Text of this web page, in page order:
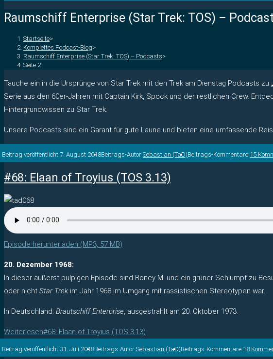
Raumschiff Enterprise (Star Trek: TOS) –
Startseite>
Komplettes Podcast-Blog>
Raumschiff Enterprise (Star Trek: TOS) – Podcasts>
Seite 2
Tauche ein in die Ursprünge von Star Trek mit den Trek am Dienstag Podcasts zu
Serie aus den 60er-Jahren mit Captain Kirk, Spock und der restlichen Crew.
Hintergrundwissen zu Star Trek.
Unsere Podcasts sind ein Garant für gute Laune und bieten eine umfassende
Beitrag veröffentlicht:7. August 2018Beitrags-Autor:Sebastian (TaD)Beitrags-Kommentare:15
#68: Elaan of Troyius (TOS 3.13)
Episode herunterladen (MP3, 57 MB)
20. Dezember 1968:
In dieser äußerst pulpigen Episode sind Boney M. und ein grüner Schlumpf zu
oder nicht Star Trek im Jahr 1968 im Umgang mit rassistischen Stereotypen war.
In Deutschland: Brautschiff Enterprise, ausgestrahlt am 20. Oktober 1973.
Weiterlesen#68: Elaan of Troyius (TOS 3.13)
Beitrag veröffentlicht:31. Juli 2018Beitrags-Autor:Sebastian (TaD)Beitrags-Kommentare:18